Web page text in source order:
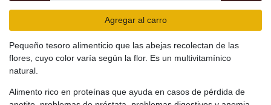
Agregar al carro
Pequeño tesoro alimenticio que las abejas recolectan de las
flores, cuyo color varía según la flor. Es un multivitamínico
natural.
Alimento rico en proteínas que ayuda en casos de pérdida de